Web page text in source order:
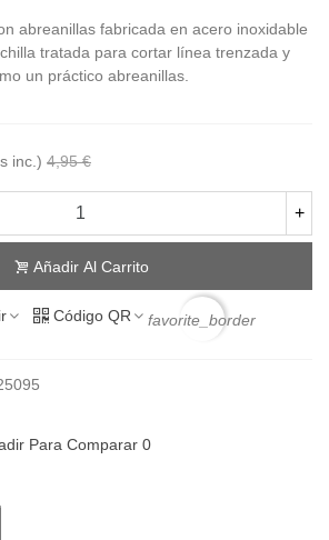
abreanillas fabricada en acero inoxidable
tratada para cortar línea trenzada y
un práctico abreanillas.
inc.) 4,95 €
+
Añadir Al Carrito
Código QR favorite_border
Para Comparar 0